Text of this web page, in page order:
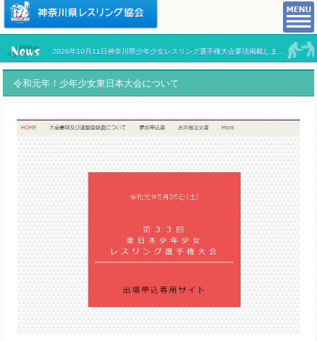
令和元年！少年少女東日本大会について